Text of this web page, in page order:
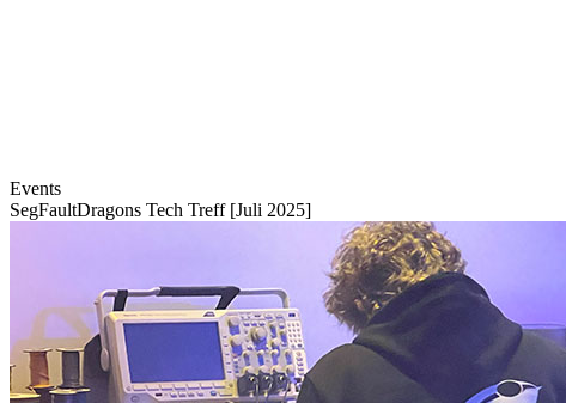
Events
SegFaultDragons Tech Treff [Juli 2025]